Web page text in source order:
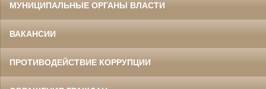
МУНИЦИПАЛЬНЫЕ ОРГАНЫ ВЛАСТИ
ВАКАНСИИ
ПРОТИВОДЕЙСТВИЕ КОРРУПЦИИ